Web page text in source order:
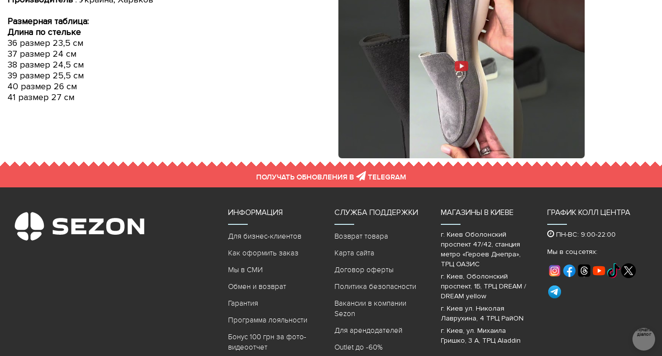
Размерная таблица:
Длина по стельке
36 размер 23,5 см
37 размер 24 см
38 размер 24,5 см
39 размер 25,5 см
40 размер 26 см
41 размер 27 см
ПОЛУЧАТЬ ОБНОВЛЕНИЯ В TELEGRAM
ИНФОРМАЦИЯ
Для бизнес-клиентов
Как оформить заказ
Мы в СМИ
Обмен и возврат
Гарантия
Программа лояльности
Бонус 100 грн за фото-
видеоотчет
СЛУЖБА ПОДДЕРЖКИ
Возврат товара
Карта сайта
Договор оферты
Политика безопасности
Вакансии в компании
Sezon
Для арендодателей
Outlet до -60%
МАГАЗИНЫ В КИЕВЕ
г. Киев Оболонский
проспект 47/42, станция
метро «Героев Днепра»‎,
ТРЦ ОАЗИС
г. Киев, Оболонский
проспект, 1Б, ТРЦ DREAM /
DREAM yellow
г. Киев ул. Николая
Лаврухина, 4 ТРЦ РайON
г. Киев, ул. Михаила
Гришко, 3 А, ТРЦ Aladdin
ГРАФИК КОЛЛ ЦЕНТРА
ПН-ВС: 9:00-22:00
Мы в соц.сетях:
Почати
діалог